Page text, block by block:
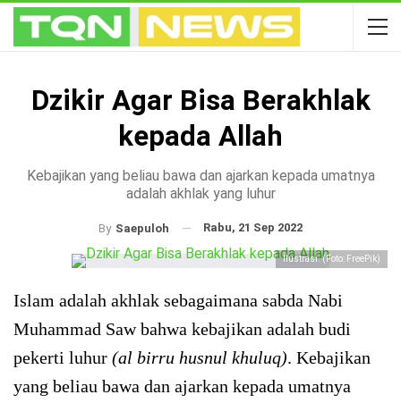
Dzikir Agar Bisa Berakhlak
kepada Allah
Kebajikan yang beliau bawa dan ajarkan kepada umatnya
adalah akhlak yang luhur
By Saepuloh Rabu, 21 Sep 2022
Ilustrasi. (Foto: FreePik)
Islam adalah akhlak sebagaimana sabda Nabi
Muhammad Saw bahwa kebajikan adalah budi
pekerti luhur (al birru husnul khuluq). Kebajikan
yang beliau bawa dan ajarkan kepada umatnya